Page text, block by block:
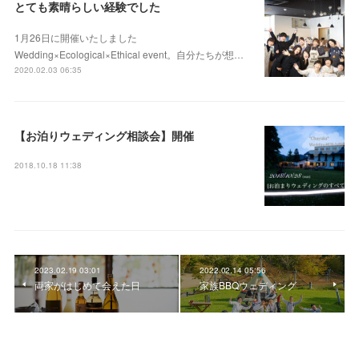
とても素晴らしい経験でした
1月26日に開催いたしました
Wedding×Ecological×Ethical event。自分たちが想…
2020.02.03 06:35
【お泊りウェディング相談会】開催
2018.10.18 11:38
2023.02.19 03:01
両家がはじめて会えた日
2022.02.14 05:56
家族BBQウェディング